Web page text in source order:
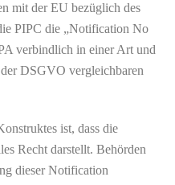
mit der EU bezüglich des
PIPC die „Notification No
verbindlich in einer Art und
DSGVO vergleichbaren
ist, dass die
Recht darstellt. Behörden
dieser Notification